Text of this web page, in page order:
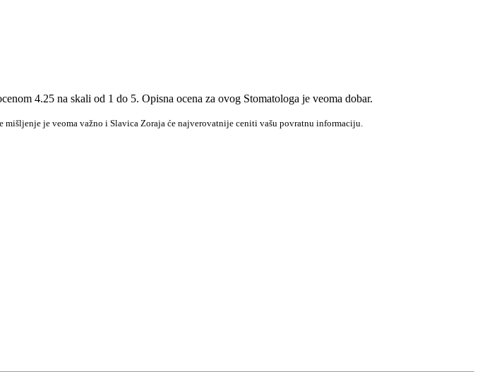
4.25 na skali od 1 do 5. Opisna ocena za ovog Stomatologa je veoma dobar.
mišljenje je veoma važno i Slavica Zoraja će najverovatnije ceniti vašu povratnu informaciju.